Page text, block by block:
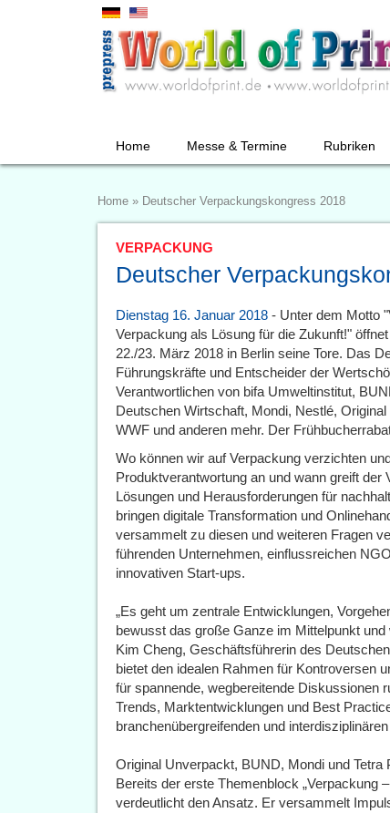
Home Messe & Termine Rubriken
Home » Deutscher Verpackungskongress 2018
VERPACKUNG
Deutscher
Dienstag 16. Januar 2018 - Unter dem Motto
Verpackung als Lösung für die Zukunft!"
22./23. März 2018 in Berlin seine Tore. Das
Führungskräfte und Entscheider der
Verantwortlichen von bifa Umweltinstitut,
Deutschen Wirtschaft, Mondi, Nestlé,
WWF und anderen mehr. Der
Wo können wir auf Verpackung verzichten
Produktverantwortung an und wann greift
Lösungen und Herausforderungen für
bringen digitale Transformation und
versammelt zu diesen und weiteren Fragen
führenden Unternehmen, einflussreichen
innovativen Start-ups.
„Es geht um zentrale Entwicklungen,
bewusst das große Ganze im Mittelpunkt
Kim Cheng, Geschäftsführerin des
bietet den idealen Rahmen für Kontroversen
für spannende, wegbereitende Diskussionen
Trends, Marktentwicklungen und Best
branchenübergreifenden und
Original Unverpackt, BUND, Mondi und Tetra
Bereits der erste Themenblock „Verpackung
verdeutlicht den Ansatz. Er versammelt